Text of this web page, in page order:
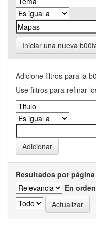
Iniciar una nueva
Adicione filtros para la
Use filtros para refinar
Resultados por página
En orden